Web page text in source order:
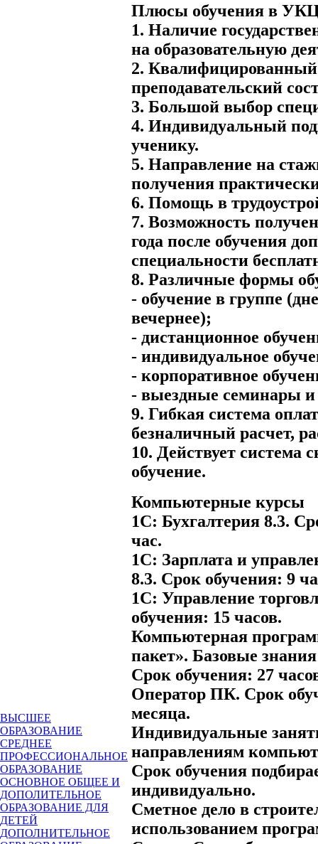
ВЫСШЕЕ
ОБРАЗОВАНИЕ
СРЕДНЕЕ
ПРОФЕССИОНАЛЬНОЕ
ОБРАЗОВАНИЕ
ОСНОВНОЕ ОБЩЕЕ И
ДОПОЛИТЕЛЬНОЕ
ОБРАЗОВАНИЕ ДЛЯ
ДЕТЕЙ
ДОПОЛНИТЕЛЬНОЕ
Плюсы обучения в
1. Наличие
на образовательную
2. Квалифицированный
преподавательский
3. Большой выбор
4. Индивидуальный
ученику.
5. Направление на
получения
6. Помощь в
7. Возможность
года после обучения
специальности
8. Различные формы
- обучение в группе
вечернее);
- дистанционное
- индивидуальное
- корпоративное
- выездные семинары и
9. Гибкая система
безналичный расчет,
10. Действует система
обучение.
Компьютерные курсы
1С: Бухгалтерия 8.3.
час.
1С: Зарплата и
8.3. Срок обучения: 9
1С: Управление
обучения: 15 часов.
Компьютерная
пакет». Базовые
Срок обучения: 27
Оператор ПК. Срок
месяца.
Индивидуальные
направлениям
Срок обучения
индивидуально.
Сметное дело в
использованием